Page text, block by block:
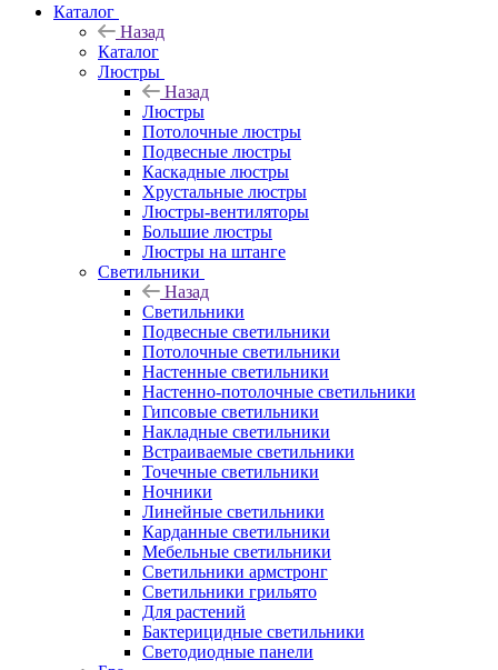
Каталог
Назад
Каталог
Люстры
Назад
Люстры
Потолочные люстры
Подвесные люстры
Каскадные люстры
Хрустальные люстры
Люстры-вентиляторы
Большие люстры
Люстры на штанге
Светильники
Назад
Светильники
Подвесные светильники
Потолочные светильники
Настенные светильники
Настенно-потолочные светильники
Гипсовые светильники
Накладные светильники
Встраиваемые светильники
Точечные светильники
Ночники
Линейные светильники
Карданные светильники
Мебельные светильники
Светильники армстронг
Светильники грильято
Для растений
Бактерицидные светильники
Светодиодные панели